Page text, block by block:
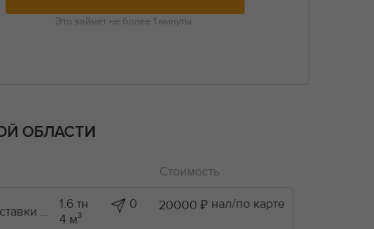
Это займет не более 1 минуты.
ОБЛАСТИ
Стоимость
Строительные грузы / Доставки пачками, габарит пачки 30х30х300см. Нужен формат попутный груз. Оплата желательно по б/н без НДС
1.6 тн
4 м³
0 20000 ₽ нал/по карте